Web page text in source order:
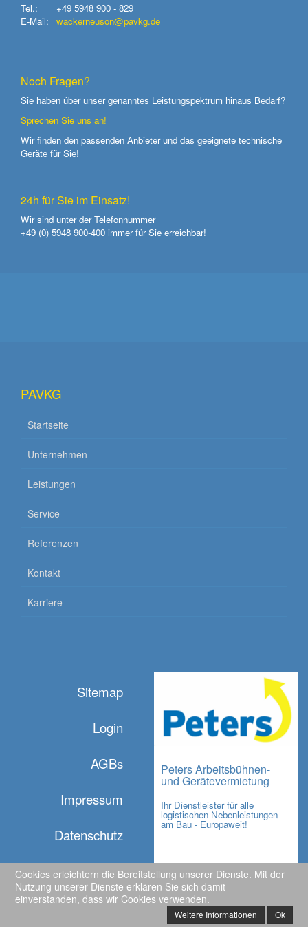
Tel.:
+49 5948 900 - 829
E-Mail:
wackerneuson@pavkg.de
Noch Fragen?
Sie haben über unser genanntes Leistungspektrum hinaus Bedarf?
Sprechen Sie uns an!
Wir finden den passenden Anbieter und das geeignete technische
Geräte für Sie!
24h für Sie im Einsatz!
Wir sind unter der Telefonnummer
+49 (0) 5948 900-400 immer für Sie erreichbar!
PAVKG
Startseite
Unternehmen
Leistungen
Service
Referenzen
Kontakt
Karriere
Sitemap
Login
AGBs
Impressum
Datenschutz
Peters Arbeitsbühnen-
und Gerätevermietung
Ihr Dienstleister für alle
logistischen Nebenleistungen
am Bau - Europaweit!
© 2026 Peters Arbeitsbühnen- und Gerätevermietung
Cookies erleichtern die Bereitstellung unserer Dienste. Mit der
Nutzung unserer Dienste erklären Sie sich damit
einverstanden, dass wir Cookies verwenden.
Weitere Informationen Ok